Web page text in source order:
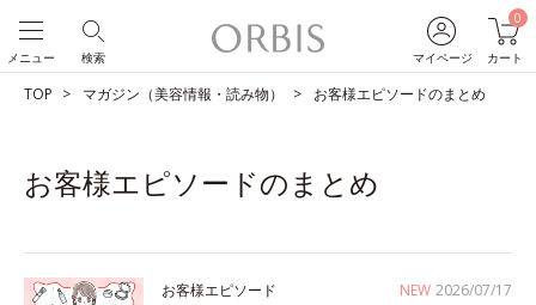
マイページ
0
カート
検索
メニュー
TOP マガジン（美容情報・読み物） お客様エピソードのまとめ
お客様エピソードのまとめ
NEW 2026/07/17
お客様エピソード